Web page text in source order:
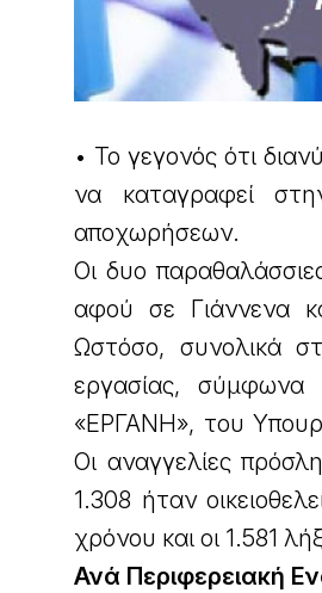
• Το γεγονός ότι
να καταγραφεί
αποχωρήσεων.
Οι δυο
αφού σε Γιάννενα
Ωστόσο, συνολικά
εργασίας, σύμφωνα
«ΕΡΓΑΝΗ», του
Οι αναγγελίες
1.308 ήταν
χρόνου και οι 1.581
Ανά Περιφερειακή